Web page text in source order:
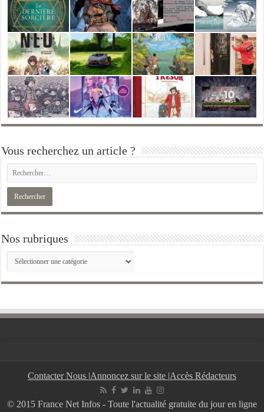
Vous recherchez un article ?
Nos rubriques
Nos
rubriques
Contacter Nous |Annoncez sur le site |Accès Rédacteurs
© 2015 France Net Infos - Toute l'actualité gratuite du jour en ligne